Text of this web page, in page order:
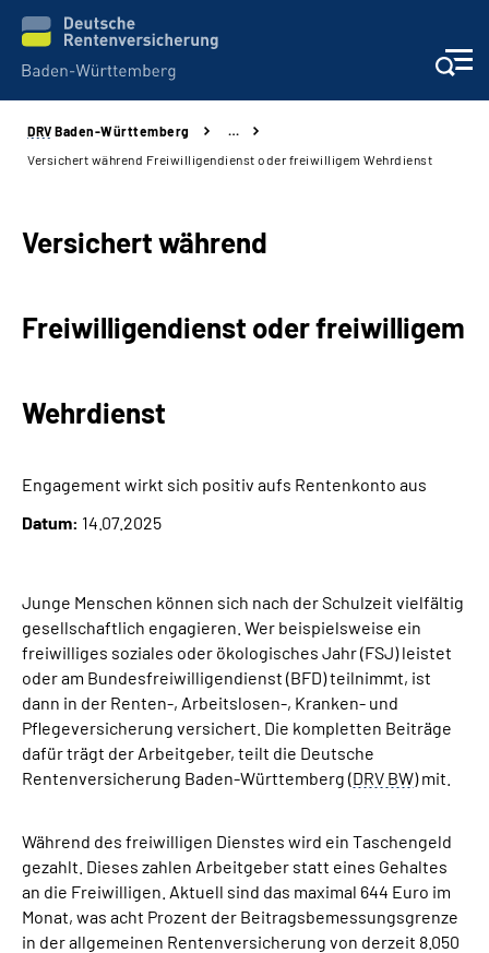
Beratung und Kontakt
Karriere
Suche
Mein Kundenportal
DRV Baden-Württemberg
…
Versichert während Freiwilligendienst oder freiwilligem Wehrdienst
Versichert während
Freiwilligendienst oder freiwilligem
Wehrdienst
Engagement wirkt sich positiv aufs Rentenkonto aus
Datum: 14.07.2025
Junge Menschen können sich nach der Schulzeit vielfältig
gesellschaftlich engagieren. Wer beispielsweise ein
freiwilliges soziales oder ökologisches Jahr (FSJ) leistet
oder am Bundesfreiwilligendienst (BFD) teilnimmt, ist
dann in der Renten-, Arbeitslosen-, Kranken- und
Pflegeversicherung versichert. Die kompletten Beiträge
dafür trägt der Arbeitgeber, teilt die Deutsche
Rentenversicherung Baden-Württemberg (DRV BW) mit.
Während des freiwilligen Dienstes wird ein Taschengeld
gezahlt. Dieses zahlen Arbeitgeber statt eines Gehaltes
an die Freiwilligen. Aktuell sind das maximal 644 Euro im
Monat, was acht Prozent der Beitragsbemessungsgrenze
in der allgemeinen Rentenversicherung von derzeit 8.050